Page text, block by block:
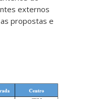
externos
propostas e